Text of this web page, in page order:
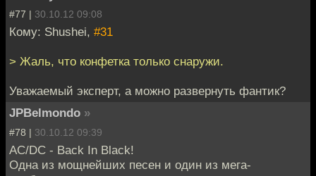
#77 | 30.10.12 09:08
Кому: Shushei, #31
> Жаль, что конфетка только снаружи.
Уважаемый эксперт, а можно развернуть фантик?
JPBelmondo »
#78 | 30.10.12 09:39
AC/DC - Back In Black!
Одна из мощнейших песен и один из мега-